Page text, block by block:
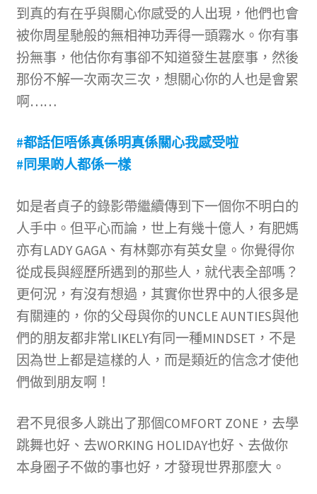
到真的有在乎與關心你感受的人出現，他們也會
被你周星馳般的無相神功弄得一頭霧水。你有事
扮無事，他估你有事卻不知道發生甚麼事，然後
那份不解一次兩次三次，想關心你的人也是會累
啊……
#都話佢唔係真係明真係關心我感受啦
#同果啲人都係一樣
如是者貞子的錄影帶繼續傳到下一個你不明白的
人手中。但平心而論，世上有幾十億人，有肥媽
亦有LADY GAGA、有林鄭亦有英女皇。你覺得你
從成長與經歷所遇到的那些人，就代表全部嗎？
更何況，有沒有想過，其實你世界中的人很多是
有關連的，你的父母與你的UNCLE AUNTIES與他
們的朋友都非常LIKELY有同一種MINDSET，不是
因為世上都是這樣的人，而是類近的信念才使他
們做到朋友啊！
君不見很多人跳出了那個COMFORT ZONE，去學
跳舞也好、去WORKING HOLIDAY也好、去做你
本身圈子不做的事也好，才發現世界那麼大。